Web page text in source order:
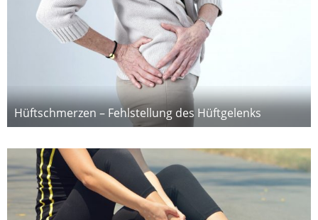
Hüftschmerzen – Fehlstellung des Hüftgelenks